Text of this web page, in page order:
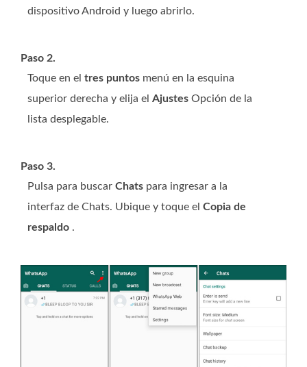
dispositivo Android y luego abrirlo.
Paso 2.
Toque en el tres puntos menú en la esquina
superior derecha y elija el Ajustes Opción de la
lista desplegable.
Paso 3.
Pulsa para buscar Chats para ingresar a la
interfaz de Chats. Ubique y toque el Copia de
respaldo .